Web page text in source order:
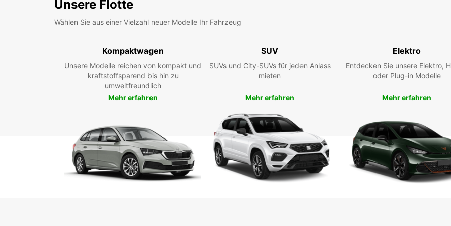
Sie
Ihren
Ihnen
Unsere Flotte
Wählen Sie aus einer Vielzahl neuer Modelle Ihr Fahrzeug
Kompaktwagen
Unsere Modelle reichen von kompakt und
kraftstoffsparend bis hin zu
umweltfreundlich
Mehr erfahren
SUV
SUVs und City-SUVs für jeden Anlass
mieten
Mehr erfahren
Elektro
Entdecken Sie unsere Elektro,
oder Plug-in Modelle
Mehr erfahren